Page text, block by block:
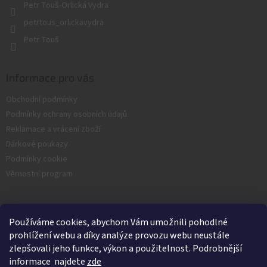
Používáme cookies, abychom Vám umožnili pohodlné
prohlížení webu a díky analýze provozu webu neustále
zlepšovali jeho funkce, výkon a použitelnost. Podrobnější
informace najdete zde
Petr Touš-Orlická Vydra
petrtous_orlickavydra
Petr Touš
Obchodní podmínky
Podmínky ochrany osobních údajů
Reklamace a vrácení zboží
Dárkové poukazy
Podmínky cookie
Věrnostní program
Facebook